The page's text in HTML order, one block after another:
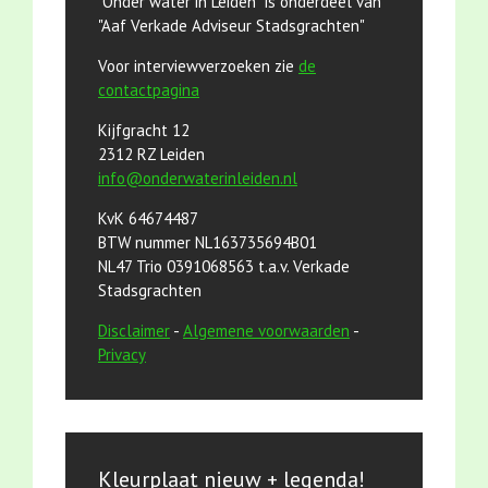
"Aaf Verkade Adviseur Stadsgrachten"
Voor interviewverzoeken zie de
contactpagina
Kijfgracht 12
2312 RZ Leiden
info@onderwaterinleiden.nl
KvK 64674487
BTW nummer NL163735694B01
NL47 Trio 0391068563 t.a.v. Verkade
Stadsgrachten
Disclaimer - Algemene voorwaarden -
Privacy
Kleurplaat nieuw + legenda!